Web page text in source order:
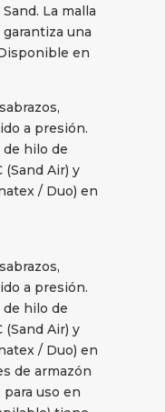
La malla
una
en
a presión.
hilo de
Air) y
/ Duo) en
a presión.
hilo de
Air) y
/ Duo) en
de armazón
uso en